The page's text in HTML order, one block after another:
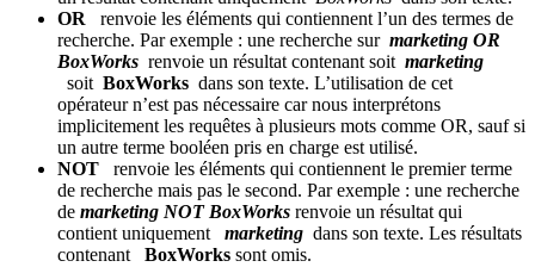
OR renvoie les éléments qui contiennent l’un des termes de
recherche. Par exemple : une recherche sur marketing OR
BoxWorks renvoie un résultat contenant soit marketing
soit BoxWorks dans son texte. L’utilisation de cet
opérateur n’est pas nécessaire car nous interprétons
implicitement les requêtes à plusieurs mots comme OR, sauf si
un autre terme booléen pris en charge est utilisé.
NOT renvoie les éléments qui contiennent le premier terme
de recherche mais pas le second. Par exemple : une recherche
de marketing NOT BoxWorks renvoie un résultat qui
contient uniquement marketing dans son texte. Les résultats
contenant BoxWorks sont omis.